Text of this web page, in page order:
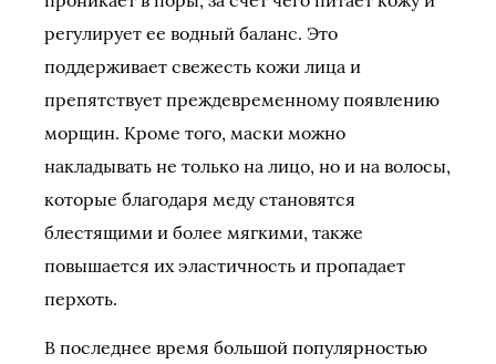
регулирует ее водный баланс. Это
поддерживает свежесть кожи лица и
препятствует преждевременному появлению
морщин. Кроме того, маски можно
накладывать не только на лицо, но и на волосы,
которые благодаря меду становятся
блестящими и более мягкими, также
повышается их эластичность и пропадает
перхоть.
В последнее время большой популярностью